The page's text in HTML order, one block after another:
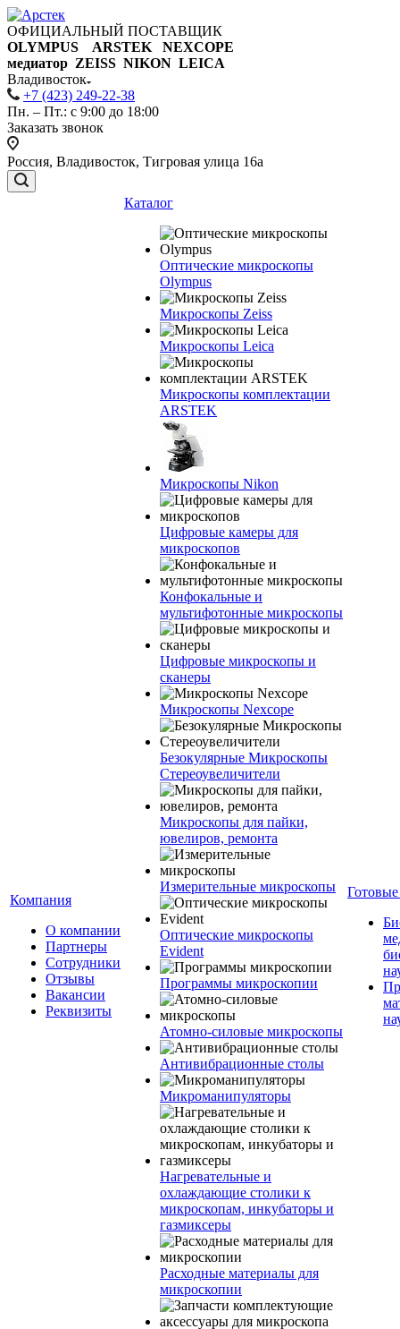
ОФИЦИАЛЬНЫЙ ПОСТАВЩИК
OLYMPUS ARSTEK NEXCOPE
медиатор ZEISS NIKON LEICA
Владивосток
+7 (423) 249-22-38
Пн. – Пт.: с 9:00 до 18:00
Заказать звонок
Россия, Владивосток, Тигровая улица 16а
Компания
О компании
Партнеры
Сотрудники
Отзывы
Вакансии
Реквизиты
Каталог
Оптические микроскопы
Olympus
Микроскопы Zeiss
Микроскопы Leica
Микроскопы комплектации
ARSTEK
Микроскопы Nikon
Цифровые камеры для
микроскопов
Конфокальные и
мультифотонные микроскопы
Цифровые микроскопы и
сканеры
Микроскопы Nexcope
Безокулярные Микроскопы
Стереоувеличители
Микроскопы для пайки,
ювелиров, ремонта
Измерительные микроскопы
Оптические микроскопы
Evident
Программы микроскопии
Атомно-силовые микроскопы
Антивибрационные столы
Микроманипуляторы
Нагревательные и
охлаждающие столики к
микроскопам, инкубаторы и
газмиксеры
Расходные материалы для
микроскопии